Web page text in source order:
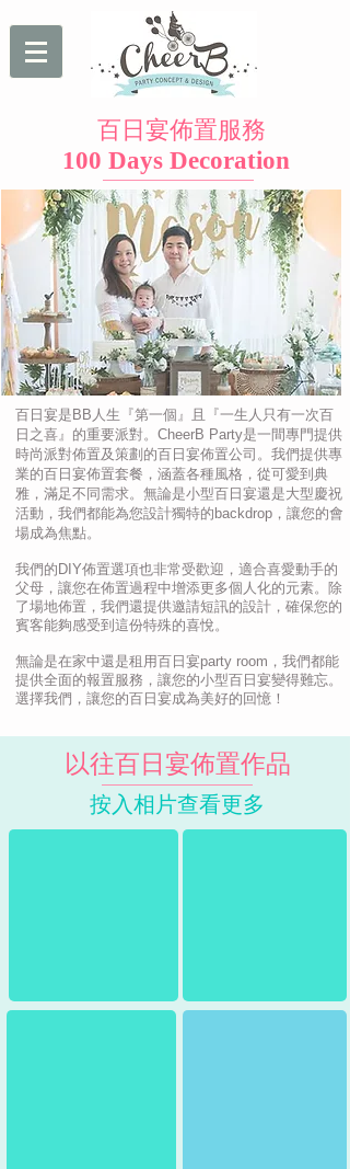
百日宴佈置服務
100 Days Decoration
百日宴是BB人生『第一個』且『一生人只有一次百
日之喜』的重要派對。 CheerB Party是一間專門提供
時尚派對佈置及策劃的百日宴佈置公司。 我們提供專
業的百日宴佈置套餐，涵蓋各種風格，從可愛到典
雅，滿足不同需求。無論是小型百日宴還是大型慶祝
活動，我們都能為您設計獨特的backdrop，讓您的會
場成為焦點。
我們的DIY佈置選項也非常受歡迎，適合喜愛動手的
父母，讓您在佈置過程中增添更多個人化的元素。除
了場地佈置，我們還提供邀請短訊的設計，確保您的
賓客能夠感受到這份特殊的喜悅。
無論是在家中還是租用百日宴party room，我們都能
提供全面的報置服務，讓您的小型百日宴變得難忘。
選擇我們，讓您的百日宴成為美好的回憶！
以往百日宴佈置作品
按入相片查看更多